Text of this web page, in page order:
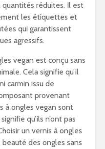
quantités réduites. Il est
les étiquettes et
qui garantissent
agressifs.
vegan est conçu sans
Cela signifie qu’il
carmin issu de
provenant
à ongles vegan sont
qu’ils n’ont pas
un vernis à ongles
des ongles sans